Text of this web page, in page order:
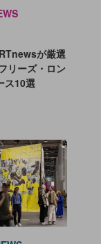
が厳選
リーズ・ロン
ス10選